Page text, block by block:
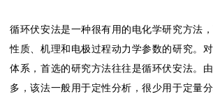
循环伏安法是一种很有用的电化学研究方法
性质、机理和电极过程动力学参数的研究。
体系，首选的研究方法往往是循环伏安法。
多，该法一般用于定性分析，很少用于定量分